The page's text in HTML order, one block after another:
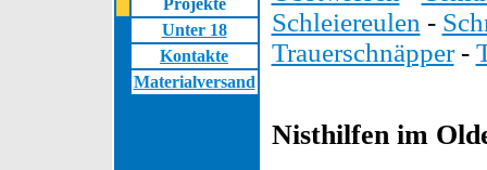
Projekte
Unter 18
Kontakte
Materialversand
Schleiereulen -
Trauerschnäpper-
Nisthilfen im